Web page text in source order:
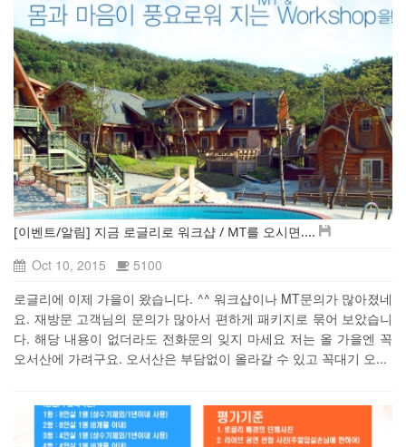
[이벤트/알림] 지금 로글리로 워크샵 / MT를 오시면....
Oct 10, 2015
5100
로글리에 이제 가을이 왔습니다. ^^ 워크샵이나 MT문의가 많아졌네
요. 재방문 고객님의 문의가 많아서 편하게 패키지로 묶어 보았습니
다. 해당 내용이 없더라도 전화문의 잊지 마세요 저는 올 가을엔 꼭
오서산에 가려구요. 오서산은 부담없이 올라갈 수 있고 꼭대기 오...